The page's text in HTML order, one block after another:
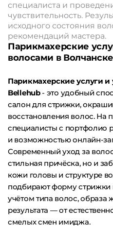
специалиста и
чувствительность.
исходного состояния
рекомендаций мастера.
Парикмахерские
волосами в Волчанске
Парикмахерские услуги и
Bellehub- это удобный
салон для стрижки,
восстановления волос. На
специалисты с портфолио
и возможностью онлайн-
Современный уход за
стильная причёска, но и
кожи головы и структуре
подбирают форму стрижки
учётом типа волос, образа
результата — от
смелых смен имиджа.